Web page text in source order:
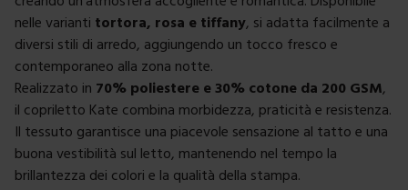
nelle varianti tortora, rosa e tiffany, si adatta facilmente a
diversi stili di arredo, aggiungendo un tocco fresco e
contemporaneo alla zona notte.
Realizzato in 70% poliestere e 30% cotone da 200 GSM,
il copriletto Kate combina morbidezza, praticità e resistenza.
Il tessuto garantisce una piacevole sensazione al tatto e una
buona vestibilità sul letto, mantenendo nel tempo la
brillantezza dei colori e la qualità della stampa.